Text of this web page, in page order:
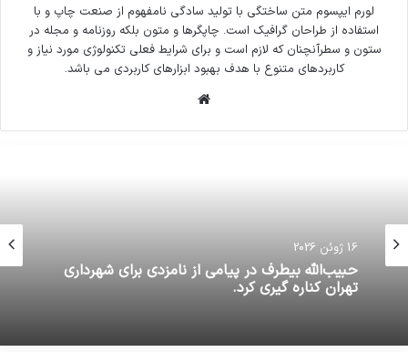
لورم ایپسوم متن ساختگی با تولید سادگی نامفهوم از صنعت چاپ و با
استفاده از طراحان گرافیک است. چاپگرها و متون بلکه روزنامه و مجله در
ستون و سطرآنچنان که لازم است و برای شرایط فعلی تکنولوژی مورد نیاز و
کاربردهای متنوع با هدف بهبود ابزارهای کاربردی می باشد.
16 ژوئن 2026
حبیب‌الله بیطرف در پیامی از نامزدی برای شهرداری
تهران کناره گیری کرد.